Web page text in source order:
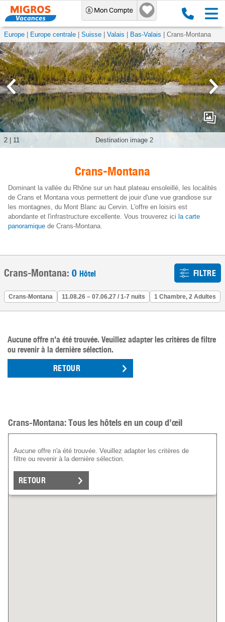
Europe Europe centrale Suisse Valais Bas-Valais Crans-Montana
Destination image 2
2 11
Crans-Montana
Dominant la vallée du Rhône sur un haut plateau ensoleillé, les localités
de Crans et Montana vous permettent de jouir d'une vue grandiose sur
les montagnes, du Mont Blanc au Cervin. L'offre en loisirs est
abondante et l'infrastructure excellente. Vous trouverez ici la carte
panoramique de Crans-Montana.
Crans-Montana: 0 Hôtel FILTRE
Crans-Montana 11.08.26 – 07.06.27 / 1-7 nuits 1 Chambre, 2 Adultes
Aucune offre n'a été trouvée. Veuillez adapter les critères de filtre
ou revenir à la dernière sélection.
RETOUR
Crans-Montana: Tous les hôtels en un coup d’œil
Aucune offre n'a été trouvée. Veuillez adapter les critères de
filtre ou revenir à la dernière sélection.
RETOUR